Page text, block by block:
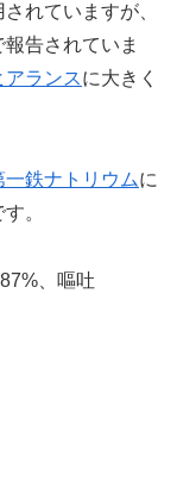
れていますが、
告されていま
アランスに大きく
一鉄ナトリウムに
。
、嘔吐